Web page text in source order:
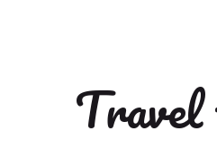
Travel